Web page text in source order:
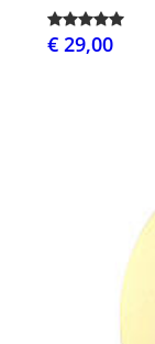
€ 29,00